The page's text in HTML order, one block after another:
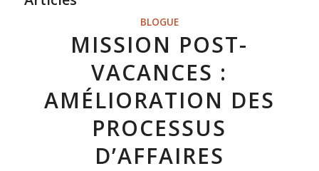
BLOGUE
MISSION POST-
VACANCES :
AMÉLIORATION DES
PROCESSUS
D’AFFAIRES